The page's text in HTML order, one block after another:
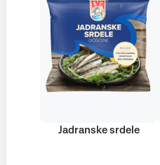
Jadranske srdele